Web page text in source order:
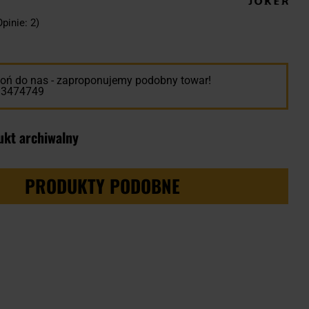
2)
do nas - zaproponujemy podobny towar!
archiwalny
PRODUKTY PODOBNE